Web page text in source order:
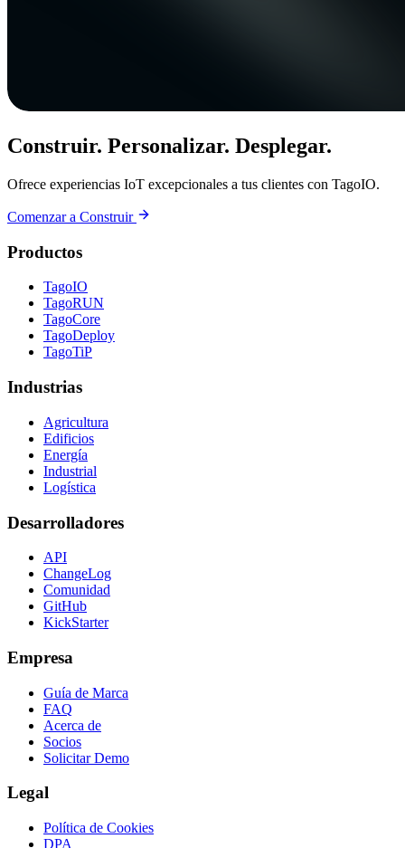
Construir. Personalizar. Desplegar.
Ofrece experiencias IoT excepcionales a tus clientes con TagoIO.
Comenzar a Construir
Productos
TagoIO
TagoRUN
TagoCore
TagoDeploy
TagoTiP
Industrias
Agricultura
Edificios
Energía
Industrial
Logística
Desarrolladores
API
ChangeLog
Comunidad
GitHub
KickStarter
Empresa
Guía de Marca
FAQ
Acerca de
Socios
Solicitar Demo
Legal
Política de Cookies
DPA